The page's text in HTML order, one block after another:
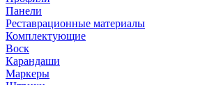
Панели
Реставрационные материалы
Комплектующие
Воск
Карандаши
Маркеры